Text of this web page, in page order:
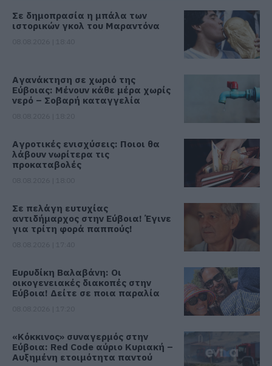
Σε δημοπρασία η μπάλα των
ιστορικών γκολ του Μαραντόνα
Αγανάκτηση σε χωριό της
Εύβοιας: Μένουν κάθε μέρα χωρίς
νερό – Σοβαρή καταγγελία
Αγροτικές ενισχύσεις: Ποιοι θα
λάβουν νωρίτερα τις
προκαταβολές
Σε πελάγη ευτυχίας
αντιδήμαρχος στην Εύβοια! Έγινε
για τρίτη φορά παππούς!
Ευρυδίκη Βαλαβάνη: Οι
οικογενειακές διακοπές στην
Εύβοια! Δείτε σε ποια παραλία
«Κόκκινος» συναγερμός στην
Εύβοια: Red Code αύριο Κυριακή –
Αυξημένη ετοιμότητα παντού